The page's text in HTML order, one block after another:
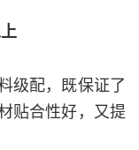
级配，既保证了
贴合性好，又提